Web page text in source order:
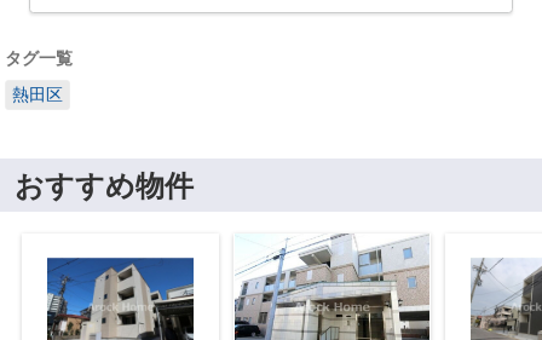
タグ一覧
熱田区
おすすめ物件